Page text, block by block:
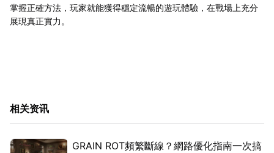
掌握正確方法，玩家就能獲得穩定流暢的遊玩體驗，在戰場上充分
展現真正實力。
相关资讯
GRAIN ROT頻繁斷線？網路優化指南一次搞